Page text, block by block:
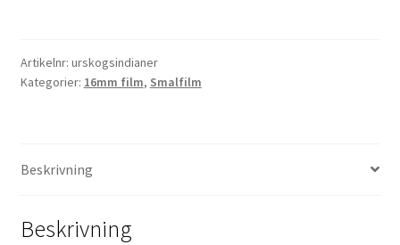
Kategorier
-
120
mängd
Artikelnr: urskogsindianer
Kategorier: 16mm film, Smalfilm
Beskrivning
Beskrivning